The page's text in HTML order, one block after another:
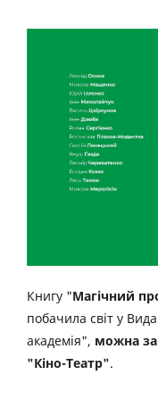
Книгу "Магічний
побачила світ у
академія", можна
"Кіно-Театр".